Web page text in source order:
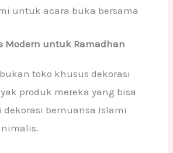
untuk acara buka bersama
Modern untuk Ramadhan
toko khusus dekorasi
produk mereka yang bisa
bernuansa Islami